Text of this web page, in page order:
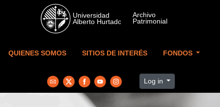
Skip to main content
QUIENES SOMOS SITIOS DE INTERÉS FONDOS
Log in